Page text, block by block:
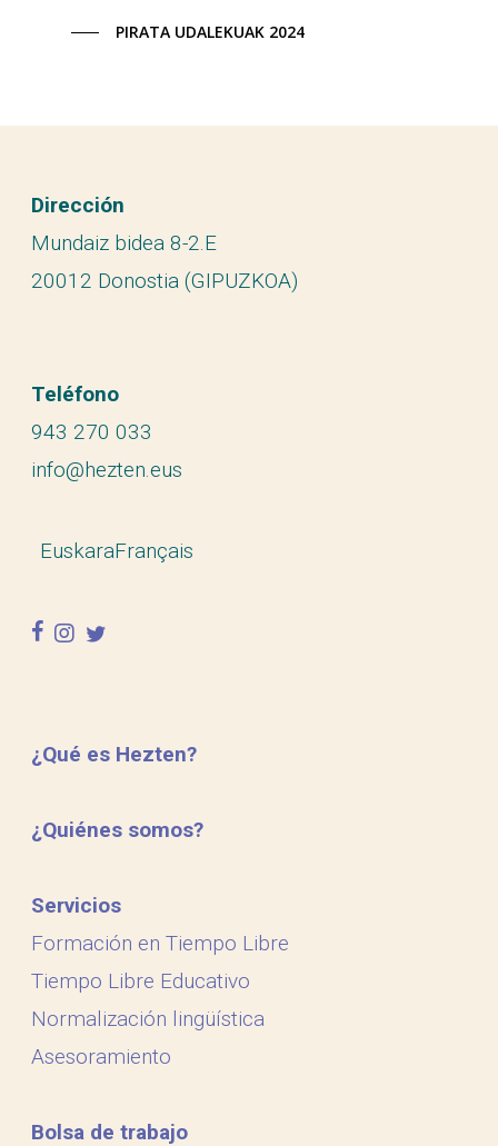
PIRATA UDALEKUAK 2024
Dirección
Mundaiz bidea 8-2.E
20012 Donostia (GIPUZKOA)
Teléfono
943 270 033
info@hezten.eus
EuskaraFrançais
facebook
instagram
twitter
¿Qué es Hezten?
¿Quiénes somos?
Servicios
Formación en Tiempo Libre
Tiempo Libre Educativo
Normalización lingüística
Asesoramiento
Bolsa de trabajo